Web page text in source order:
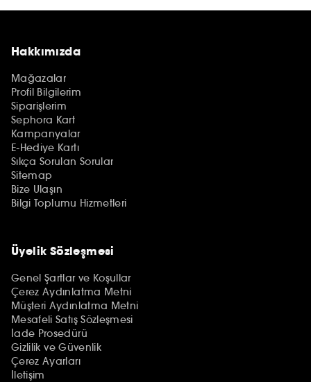
Hakkımızda
Mağazalar
Profil Bilgilerim
Siparişlerim
Sephora Kart
Kampanyalar
E-Hediye Kartı
Sıkça Sorulan Sorular
Sitemap
Bize Ulaşın
Bilgi Toplumu Hizmetleri
Üyelik Sözleşmesi
Genel Şartlar ve Koşullar
Çerez Aydınlatma Metni
Müşteri Aydınlatma Metni
Mesafeli Satış Sözleşmesi
İade Prosedürü
Gizlilik ve Güvenlik
Çerez Ayarları
İletişim